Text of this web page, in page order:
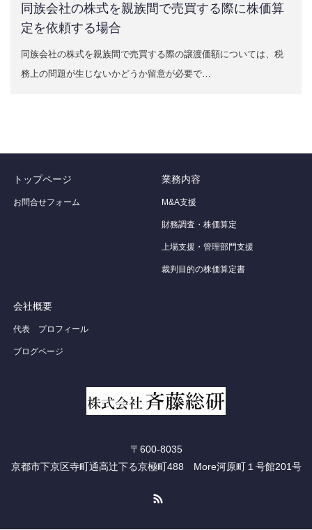
同族会社の株式を親族間で売買する際に株価算
定を依頼する場合
同族会社の株式を親族間で売買する際の譲渡価額については、税
務上の問題が生じないかどうか留意が必要で…
トップページ
お問合せフォーム
業務内容
M&A支援
財務調査・株価算定
上場支援・管理部門支援
裁判目的の株価算定書
会社概要
代表 プロフィール
ブログページ
〒600-8035
京都市下京区寺町通高辻下る京極町488 More河原町１号館201号